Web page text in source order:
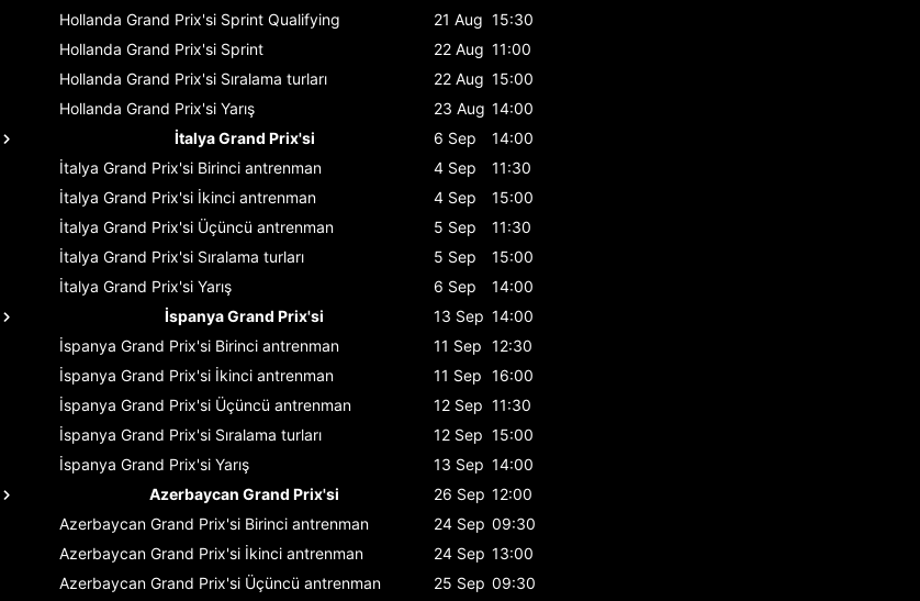
Hollanda Grand Prix'si Sprint Qualifying 21 Aug 15:30
Hollanda Grand Prix'si Sprint 22 Aug 11:00
Hollanda Grand Prix'si Sıralama turları 22 Aug 15:00
Hollanda Grand Prix'si Yarış 23 Aug 14:00
İtalya Grand Prix'si
6 Sep
14:00
İtalya Grand Prix'si Birinci antrenman 4 Sep
11:30
İtalya Grand Prix'si İkinci antrenman 4 Sep
15:00
İtalya Grand Prix'si Üçüncü antrenman 5 Sep
11:30
İtalya Grand Prix'si Sıralama turları 5 Sep
15:00
İtalya Grand Prix'si Yarış 6 Sep
14:00
İspanya Grand Prix'si
13 Sep 14:00
İspanya Grand Prix'si Birinci antrenman 11 Sep 12:30
İspanya Grand Prix'si İkinci antrenman 11 Sep 16:00
İspanya Grand Prix'si Üçüncü antrenman 12 Sep 11:30
İspanya Grand Prix'si Sıralama turları 12 Sep 15:00
İspanya Grand Prix'si Yarış 13 Sep 14:00
Azerbaycan Grand Prix'si
26 Sep 12:00
Azerbaycan Grand Prix'si Birinci antrenman 24 Sep 09:30
Azerbaycan Grand Prix'si İkinci antrenman 24 Sep 13:00
Azerbaycan Grand Prix'si Üçüncü antrenman 25 Sep 09:30